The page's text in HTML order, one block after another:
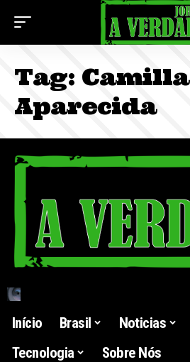
Tag: Camilla
Aparecida
Início Brasil Noticias
Tecnologia
Sobre Nós